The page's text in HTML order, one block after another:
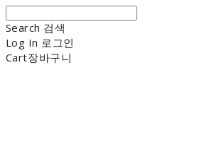
Search 검색
Log In 로그인
Cart장바구니